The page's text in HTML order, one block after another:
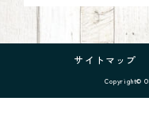
サイトマップ
Copyright©